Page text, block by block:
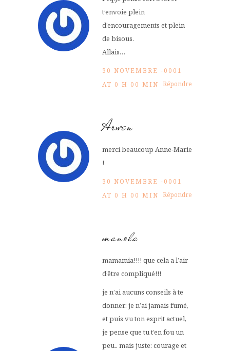
t’envoie plein
d’encouragements et plein
de bisous.
Allais…
30 NOVEMBRE -0001
AT 0 H 00 MIN Répondre
Arwen
merci beaucoup Anne-Marie
!
30 NOVEMBRE -0001
AT 0 H 00 MIN Répondre
manola
mamamia!!!! que cela a l’air
d’être compliqué!!!
je n’ai aucuns conseils à te
donner: je n’ai jamais fumé,
et puis vu ton esprit actuel,
je pense que tu t’en fou un
peu.. mais juste: courage et